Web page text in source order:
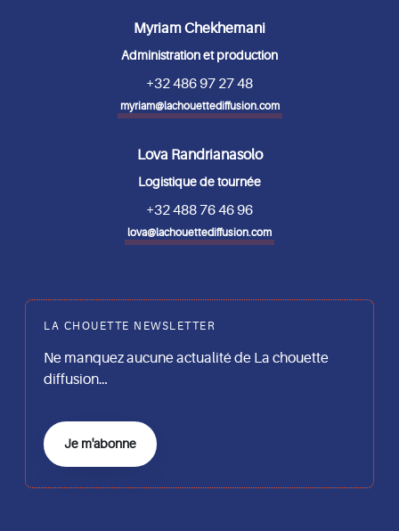
Myriam Chekhemani
Administration et production
+32 486 97 27 48
myriam@lachouettediffusion.com
Lova Randrianasolo
Logistique de tournée
+32 488 76 46 96
lova@lachouettediffusion.com
LA CHOUETTE NEWSLETTER
Ne manquez aucune actualité de La chouette
diffusion…
Je m'abonne